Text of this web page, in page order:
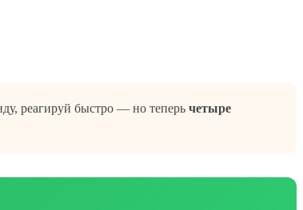
реагируй быстро — но теперь четыре